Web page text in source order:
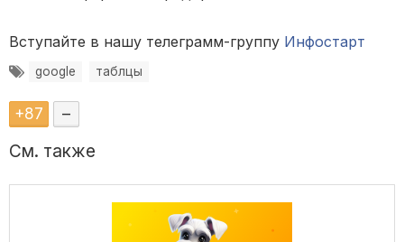
Вступайте в нашу телеграмм-группу Инфостарт
google таблцы
+87 –
См. также